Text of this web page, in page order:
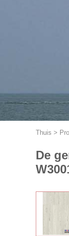
Thuis >
De